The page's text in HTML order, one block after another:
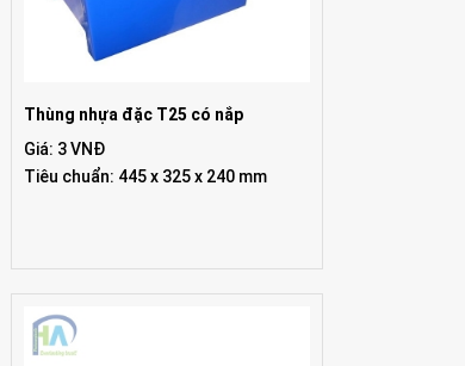
Thùng nhựa đặc T25 có nắp
Giá: 3 VNĐ
Tiêu chuẩn: 445 x 325 x 240 mm